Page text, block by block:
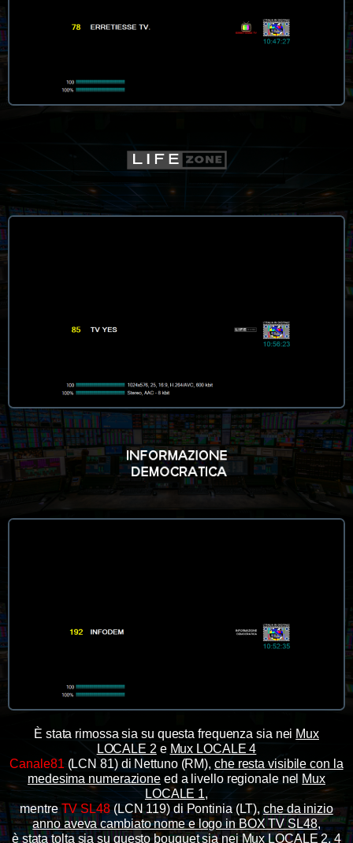
È stata rimossa sia su questa frequenza sia nei Mux
LOCALE 2 e Mux LOCALE 4
Canale81 (LCN 81) di Nettuno (RM), che resta visibile con la
medesima numerazione ed a livello regionale nel Mux
LOCALE 1,
mentreTV SL48(LCN 119) di Pontinia (LT),che da inizio
anno aveva cambiato nome e logo in BOX TV SL48,
è stata tolta sia su questo bouquet sia neiMux LOCALE 2,4